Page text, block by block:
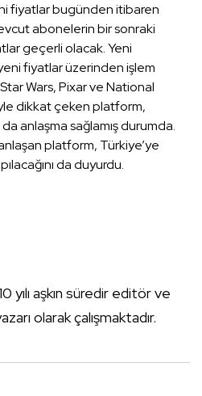
fiyatlar bugünden itibaren
abonelerin bir sonraki
geçerli olacak. Yeni
fiyatlar üzerinden işlem
Wars, Pixar ve National
dikkat çeken platform,
anlaşma sağlamış durumda.
platform, Türkiye’ye
da duyurdu.
yılı aşkın süredir editör ve
olarak çalışmaktadır.